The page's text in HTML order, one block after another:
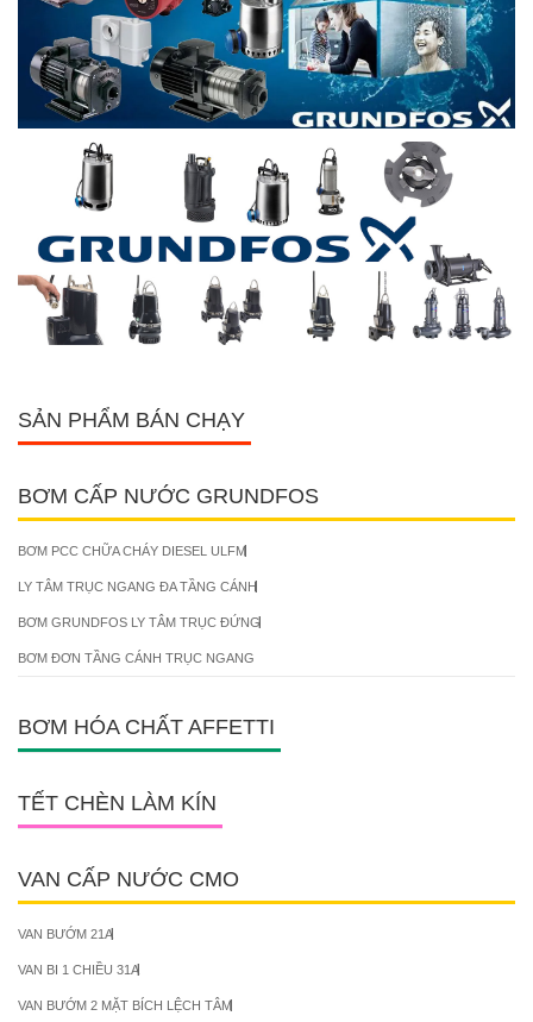
SẢN PHẨM BÁN CHẠY
BƠM CẤP NƯỚC GRUNDFOS
BƠM PCC CHỮA CHÁY DIESEL ULFM
LY TÂM TRỤC NGANG ĐA TẦNG CÁNH
BƠM GRUNDFOS LY TÂM TRỤC ĐỨNG
BƠM ĐƠN TẦNG CÁNH TRỤC NGANG
BƠM HÓA CHẤT AFFETTI
TẾT CHÈN LÀM KÍN
VAN CẤP NƯỚC CMO
VAN BƯỚM 21A
VAN BI 1 CHIỀU 31A
VAN BƯỚM 2 MẶT BÍCH LỆCH TÂM